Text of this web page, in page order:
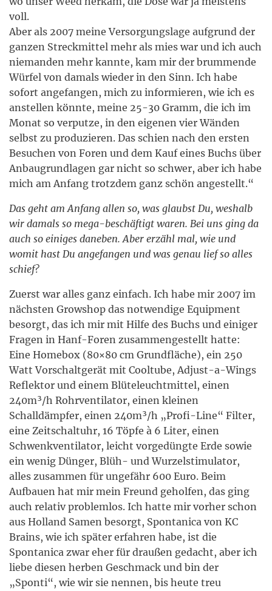
voll.
Aber als 2007 meine Versorgungslage aufgrund der
ganzen Streckmittel mehr als mies war und ich auch
niemanden mehr kannte, kam mir der brummende
Würfel von damals wieder in den Sinn. Ich habe
sofort angefangen, mich zu informieren, wie ich es
anstellen könnte, meine 25-30 Gramm, die ich im
Monat so verputze, in den eigenen vier Wänden
selbst zu produzieren. Das schien nach den ersten
Besuchen von Foren und dem Kauf eines Buchs über
Anbaugrundlagen gar nicht so schwer, aber ich habe
mich am Anfang trotzdem ganz schön angestellt.“
Das geht am Anfang allen so, was glaubst Du, weshalb
wir damals so mega-beschäftigt waren. Bei uns ging da
auch so einiges daneben. Aber erzähl mal, wie und
womit hast Du angefangen und was genau lief so alles
schief?
Zuerst war alles ganz einfach. Ich habe mir 2007 im
nächsten Growshop das notwendige Equipment
besorgt, das ich mir mit Hilfe des Buchs und einiger
Fragen in Hanf-Foren zusammengestellt hatte:
Eine Homebox (80×80 cm Grundfläche), ein 250
Watt Vorschaltgerät mit Cooltube, Adjust-a-Wings
Reflektor und einem Blüteleuchtmittel, einen
240m³/h Rohrventilator, einen kleinen
Schalldämpfer, einen 240m³/h „Profi-Line“ Filter,
eine Zeitschaltuhr, 16 Töpfe à 6 Liter, einen
Schwenkventilator, leicht vorgedüngte Erde sowie
ein wenig Dünger, Blüh- und Wurzelstimulator,
alles zusammen für ungefähr 600 Euro. Beim
Aufbauen hat mir mein Freund geholfen, das ging
auch relativ problemlos. Ich hatte mir vorher schon
aus Holland Samen besorgt, Spontanica von KC
Brains, wie ich später erfahren habe, ist die
Spontanica zwar eher für draußen gedacht, aber ich
liebe diesen herben Geschmack und bin der
„Sponti“, wie wir sie nennen, bis heute treu